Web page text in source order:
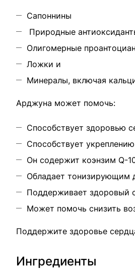
Сапоннины
Природные
Олигомерные
Ложки и
Минералы, включая
Арджуна может помочь:
Способствует здоровью
Способствует
Он содержит коэнзим Q-
Обладает тонизирующим
Поддерживает здоровый
Может помочь снизить
Поддержите здоровье
Ингредиенты